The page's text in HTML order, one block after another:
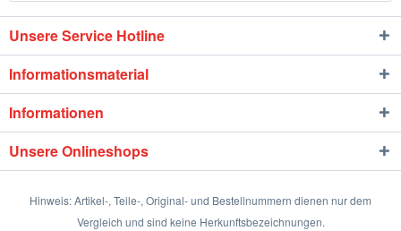
Unsere Service Hotline
Informationsmaterial
Informationen
Unsere Onlineshops
Hinweis: Artikel-, Teile-, Original- und Bestellnummern dienen nur dem
Vergleich und sind keine Herkunftsbezeichnungen.